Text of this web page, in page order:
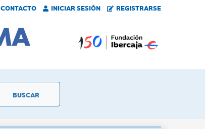
CONTACTO INICIAR SESIÓN REGISTRARSE